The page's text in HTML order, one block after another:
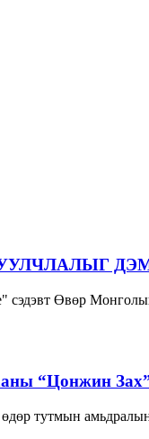
сэдэвт Өвөр
“Цонжин
өдөр тутмын